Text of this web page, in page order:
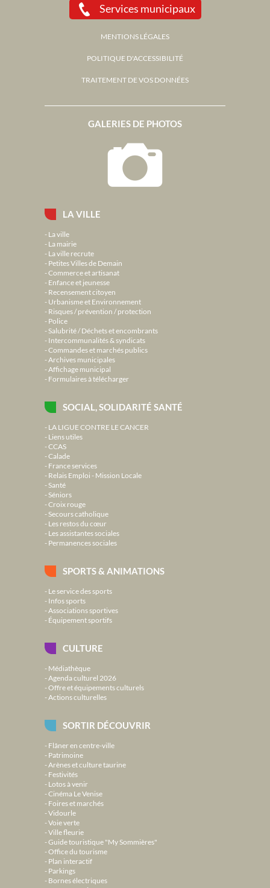
LA VILLE
La ville
La mairie
La ville recrute
Petites Villes de Demain
Commerce et artisanat
Enfance et jeunesse
Recensement citoyen
Urbanisme et Environnement
Risques / prévention / protection
Police
Salubrité / Déchets et encombrants
Intercommunalités & syndicats
Commandes et marchés publics
Archives municipales
Affichage municipal
Formulaires à télécharger
SOCIAL, SOLIDARITÉ SANTÉ
LA LIGUE CONTRE LE CANCER
Liens utiles
CCAS
Calade
France services
Relais Emploi - Mission Locale
Santé
Séniors
Croix rouge
Secours catholique
Les restos du cœur
Les assistantes sociales
Permanences sociales
SPORTS & ANIMATIONS
Le service des sports
Infos sports
Associations sportives
Équipement sportifs
CULTURE
Médiathèque
Agenda culturel 2026
Offre et équipements culturels
Actions culturelles
SORTIR DÉCOUVRIR
Flâner en centre-ville
Patrimoine
Arènes et culture taurine
Festivités
Lotos à venir
Cinéma Le Venise
Foires et marchés
Vidourle
Voie verte
Ville fleurie
Guide touristique "My Sommières"
Office du tourisme
Plan interactif
Parkings
Bornes électriques
GALERIES DE PHOTOS
Services municipaux
MENTIONS LÉGALES
POLITIQUE D'ACCESSIBILITÉ
TRAITEMENT DE VOS DONNÉES